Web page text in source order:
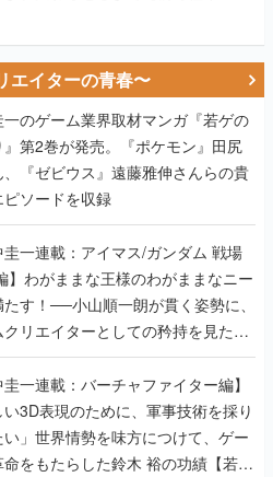
エイターの青春〜
一のゲーム業界取材マンガ『若ゲの
』第2巻が発売。『ポケモン』田尻
、『ゼビウス』遠藤雅伸さんらの貴
ソードを収録
圭一連載：アイマス/ガンダム 戦場
】わがままな王様のわがままなニー
す！──小山順一朗が貫く姿勢に、
リエイターとしての矜持を見た
いたり最終回】
圭一連載：バーチャファイター編】
い3D表現のために、軍事技術を採り
い」世界情勢を味方につけて、ゲー
命をもたらした鈴木 裕の功績【若ゲ